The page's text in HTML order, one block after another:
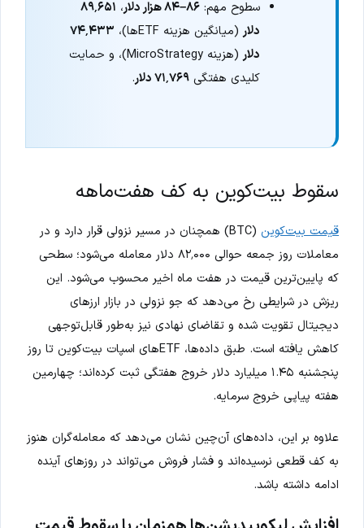
سطوح مهم:۸۶–۸۴ هزار دلار ، ۸۹٬۶۵۱
دلار(میانگین هزینه ETFها)،
۷۴٬۴۳۳
دلار
(هزینه MicroStrategy)، و حمایت
کلیدی هفتگی۷۱٬۷۶۹ دلار .
سقوط بیت‌کوین به کف هفت‌ماهه
قیمت بیت‌کوین
(BTC) همچنان در مسیر نزولی قرار دارد و در
معاملات روز جمعه حوالی ۸۲٬۰۰۰ دلار معامله می‌شود؛ سطحی
که پایین‌ترین قیمت در هفت ماه اخیر محسوب می‌شود. این
ریزش در شرایطی رخ می‌دهد که جو نزولی در بازار ارزهای
دیجیتال تقویت شده و تقاضای نهادی نیز به‌طور قابل‌توجهی
کاهش یافته است. طبق داده‌ها، ETFهای اسپات بیت‌کوین تا روز
پنجشنبه ۱.۴۵ میلیارد دلار خروج هفتگی ثبت کرده‌اند؛ چهارمین
هفته پیاپی خروج سرمایه.
علاوه بر این، داده‌های آن‌چین نشان می‌دهد که معامله‌گران هنوز
به کف قطعی نرسیده‌اند و فشار فروش می‌تواند در روزهای آینده
ادامه داشته باشد.